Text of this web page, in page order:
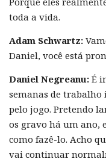
toda a vida.
Adam Schwartz:
Daniel, você está
Daniel Negreanu: É
semanas de
pelo jogo. Pretendo
os gravo há um ano,
como fazê-lo. Acho
vai continuar